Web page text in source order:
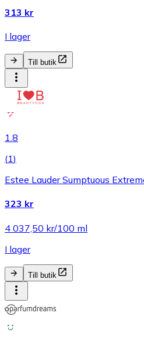
313 kr
I lager
Till butik
1.8
(1)
Estee Lauder Sumptuous
323 kr
4 037,50 kr/100 ml
I lager
Till butik